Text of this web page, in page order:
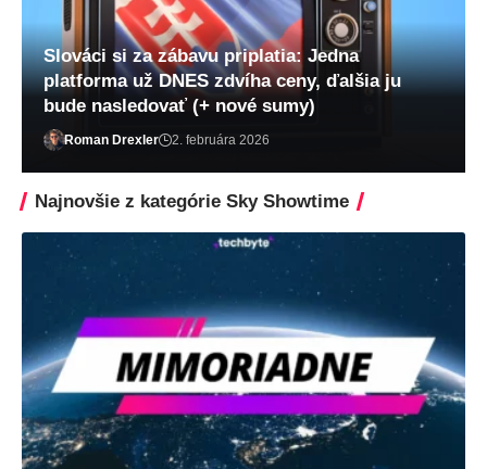
Lukáš Zachar 1. apríla 2026
Slováci si za zábavu priplatia: Jedna
platforma už DNES zdvíha ceny, ďalšia ju
bude nasledovať (+ nové sumy)
Roman Drexler 2. februára 2026
Najnovšie z kategórie Sky Showtime